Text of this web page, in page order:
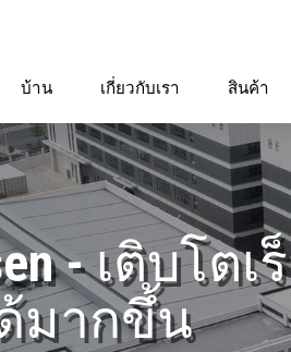
บ้าน เกี่ยวกับเรา สินค้า
- เติบโตเ
มากขึ้น